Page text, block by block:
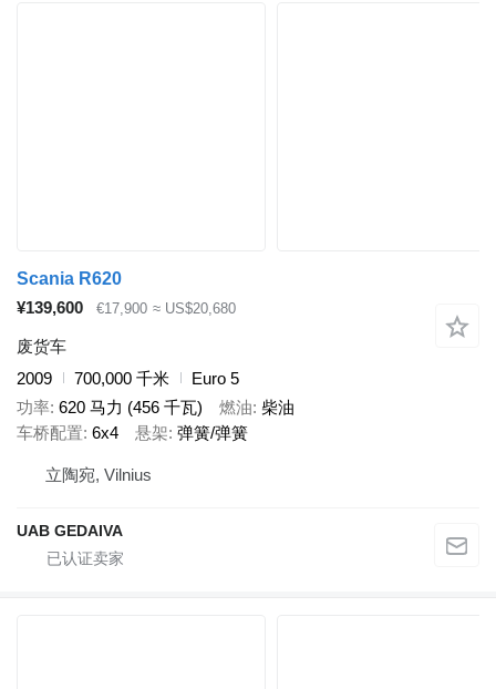
Scania R620
¥139,600
€17,900 ≈ US$20,680
废货车
2009
700,000 千米
Euro 5
功率 620 马力 (456 千瓦) 燃油 柴油
车桥配置 6x4 悬架 弹簧/弹簧
立陶宛, Vilnius
UAB GEDAIVA